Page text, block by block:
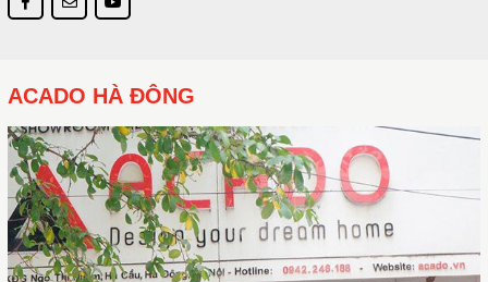
ACADO HÀ ĐÔNG